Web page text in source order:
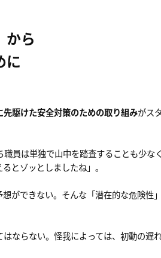
から
に
先駆けた安全対策のための取り組みがス
職員は単独で山中を踏査することも少な
とゾッとしましたね」。
ができない。そんな「潜在的な危険性
ならない。怪我によっては、初動の遅れ